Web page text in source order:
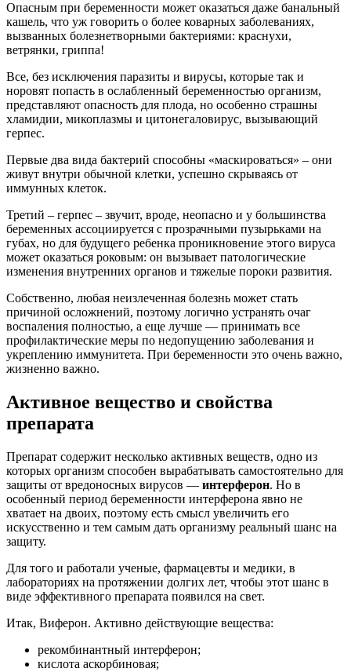
Опасным при беременности может оказаться даже банальный
кашель, что уж говорить о более коварных заболеваниях,
вызванных болезнетворными бактериями: краснухи,
ветрянки, гриппа!
Все, без исключения паразиты и вирусы, которые так и
норовят попасть в ослабленный беременностью организм,
представляют опасность для плода, но особенно страшны
хламидии, микоплазмы и цитонегаловирус, вызывающий
герпес.
Первые два вида бактерий способны «маскироваться» – они
живут внутри обычной клетки, успешно скрываясь от
иммунных клеток.
Третий – герпес – звучит, вроде, неопасно и у большинства
беременных ассоциируется с прозрачными пузырьками на
губах, но для будущего ребенка проникновение этого вируса
может оказаться роковым: он вызывает патологические
изменения внутренних органов и тяжелые пороки развития.
Собственно, любая неизлеченная болезнь может стать
причиной осложнений, поэтому логично устранять очаг
воспаления полностью, а еще лучше — принимать все
профилактические меры по недопущению заболевания и
укреплению иммунитета. При беременности это очень важно,
жизненно важно.
Активное вещество и свойства
препарата
Препарат содержит несколько активных веществ, одно из
которых организм способен вырабатывать самостоятельно для
защиты от вредоносных вирусов — интерферон. Но в
особенный период беременности интерферона явно не
хватает на двоих, поэтому есть смысл увеличить его
искусственно и тем самым дать организму реальный шанс на
защиту.
Для того и работали ученые, фармацевты и медики, в
лабораториях на протяжении долгих лет, чтобы этот шанс в
виде эффективного препарата появился на свет.
Итак, Виферон. Активно действующие вещества:
рекомбинантный интерферон;
кислота аскорбиновая;